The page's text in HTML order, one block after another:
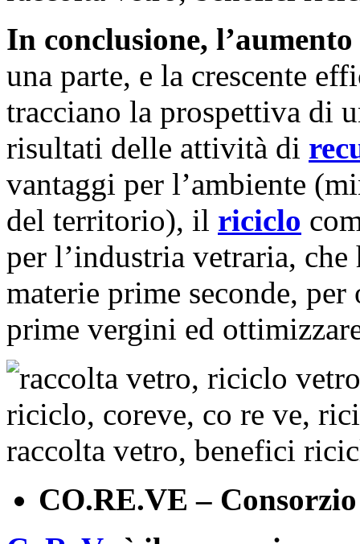
In conclusione,
una parte, e la crescente
tracciano la prospettiva di
risultati delle attività di
vantaggi per l’ambiente
del territorio), il riciclo
per l’industria vetraria,
materie prime seconde,
prime vergini ed
CO.RE.VE –